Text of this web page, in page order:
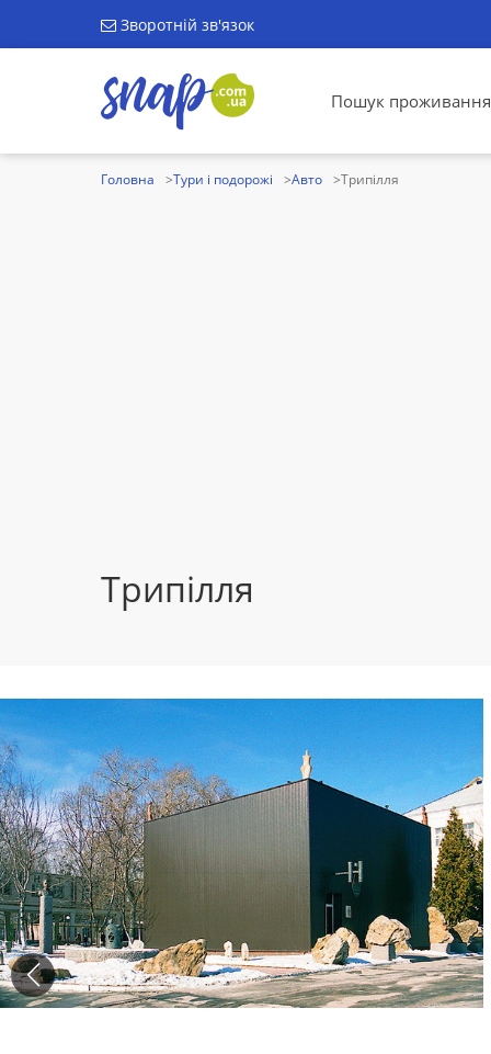
Зворотній зв'язок
Пошук проживання
Головна Тури і подорожі Авто Трипілля
Трипілля